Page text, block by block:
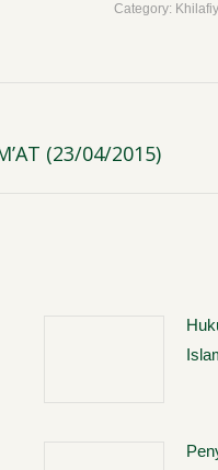
Category:
(23/04/2015)